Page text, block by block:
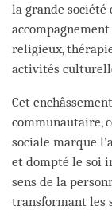
la grande
religieux,
activités
Cet
communautaire,
sociale marque
et dompté le soi
sens de la
transformant les